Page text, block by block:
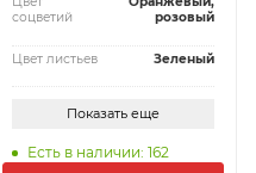
соцветий
розовый
Цвет листьев Зеленый
Показать еще
Есть в наличии: 162